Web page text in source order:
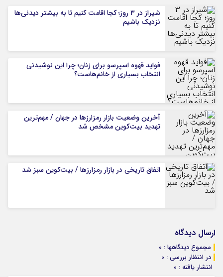
شیراز در ۳ روز؛ کجا اقامت کنیم تا به بیشتر دیدنی‌ها
نزدیک باشیم
فواید قهوه اسپرسو برای زنان؛ چرا این نوشیدنی
انتخاب بسیاری از خانم‌هاست؟
آخرین وضعیت بازار رمزارزها در جهان / مهم‌ترین
تهدید بیت‌کوین مشخص شد
اتفاق تاریخی در بازار رمزارزها / بیت‌کوین سبز شد
ارسال دیدگاه
مجموع دیدگاهها : 0
در انتظار بررسی : 0
انتشار یافته : 0